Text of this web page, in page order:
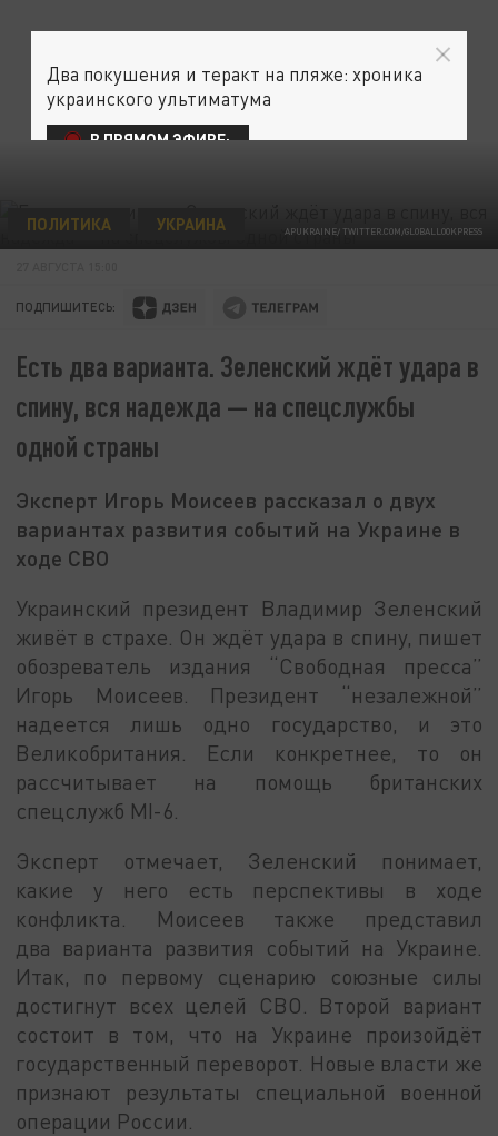
APUKRAINE/ TWITTER.COM/GLOBALLOOKPRESS
ПОЛИТИКА УКРАИНА
ПОДПИШИТЕСЬ:
Есть два варианта. Зеленский ждёт удара в
спину, вся надежда — на спецслужбы
одной страны
Эксперт Игорь Моисеев рассказал о двух
вариантах развития событий на Украине в
ходе СВО
Украинский президент Владимир Зеленский
живёт в страхе. Он ждёт удара в спину, пишет
обозреватель издания “Свободная пресса”
Игорь Моисеев. Президент “незалежной”
надеется лишь одно государство, и это
Великобритания. Если конкретнее, то он
рассчитывает на помощь британских
спецслужб MI-6.
Эксперт отмечает, Зеленский понимает,
какие у него есть перспективы в ходе
конфликта. Моисеев также представил
два варианта развития событий на Украине.
Итак, по первому сценарию союзные силы
достигнут всех целей СВО. Второй вариант
состоит в том, что на Украине произойдёт
государственный переворот. Новые власти же
признают результаты специальной военной
операции России.
Два покушения и теракт на пляже: хроника
украинского ультиматума
В ПРЯМОМ ЭФИРЕ: